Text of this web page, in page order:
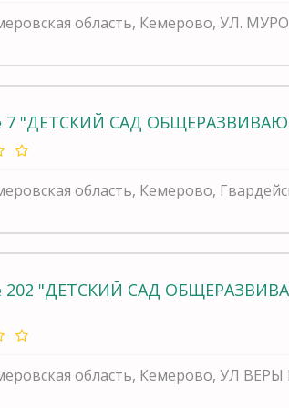
область, Кемерово, УЛ.
"ДЕТСКИЙ САД
область, Кемерово,
"ДЕТСКИЙ САД
область, Кемерово, УЛ